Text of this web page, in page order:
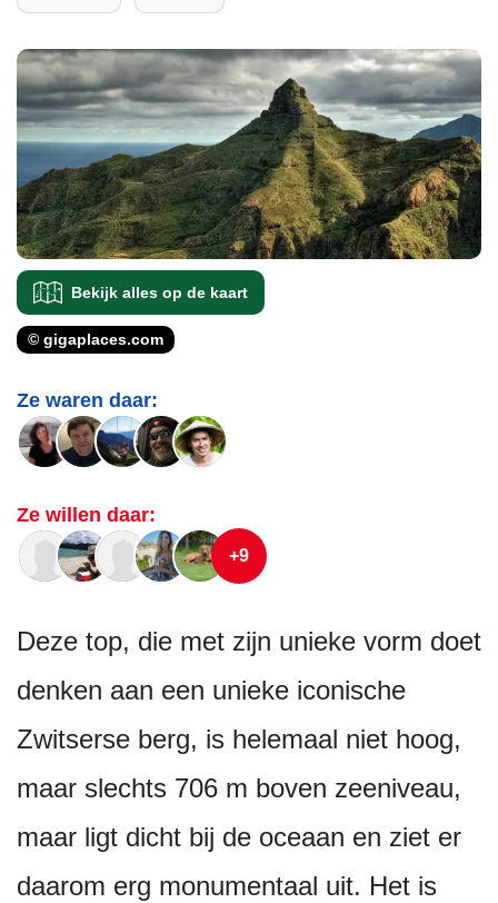
Bekijk alles op de kaart
© gigaplaces.com
Ze waren daar:
Ze willen daar:
+9
Deze top, die met zijn unieke vorm doet
denken aan een unieke iconische
Zwitserse berg, is helemaal niet hoog,
maar slechts 706 m boven zeeniveau,
maar ligt dicht bij de oceaan en ziet er
daarom erg monumentaal uit. Het is